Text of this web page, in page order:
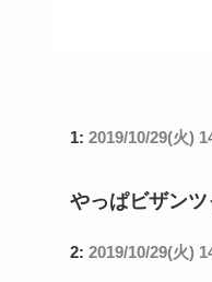
1: 2019/10/29(火)
やっぱビザンツ
2: 2019/10/29(火)